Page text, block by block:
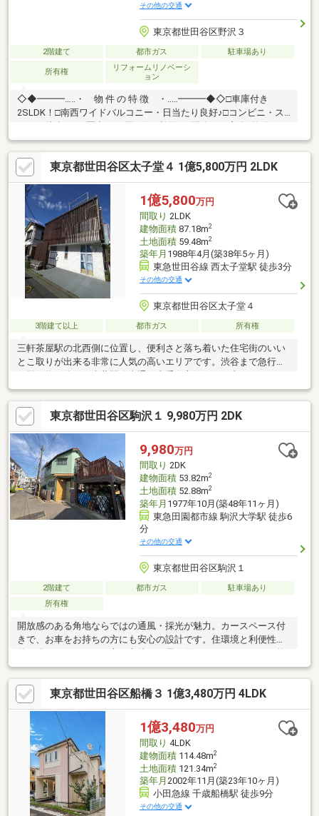
その他の交通
東京都世田谷区野沢３
2階建て 都市ガス 駐車場あり
所有権
リフォームリノベーシ
ョン
◇◆━━━…‥・ 物 件 の 特 徴 ・‥…━━━◆◇□車庫付き
2SLDK！□南西ワイドバルコニー・日当たり良好♪□コンビニ・ス
ーパー徒歩500m圏内！□2駅2路線利用可□閑静な住宅街♪物件のお
問合せはアドキャスト三軒茶屋支店まで【0120-974-313】♪♪
東京都世田谷区太子堂４ 1億5,800万円 2LDK
1億5,800万円
間取り 2LDK
建物面積87.18m2
土地面積59.48m2
築年月 1988年4月(築38年5ヶ月)
東急世田谷線 西太子堂駅 徒歩3分
その他の交通
東京都世田谷区太子堂４
3階建て以上 都市ガス 所有権
三軒茶屋駅の北西側に位置し、便利さと落ち着いた住宅街のいい
とこ取りが出来る非常に人気の高いエリアです。渋谷まで急行で
東京都世田谷区駒沢１ 9,980万円 2DK
9,980万円
間取り 2DK
建物面積53.82m2
土地面積52.88m2
築年月 1977年10月(築48年11ヶ月)
東急田園都市線 駒沢大学駅 徒歩6
分
その他の交通
東京都世田谷区駒沢１
2階建て 都市ガス
駐車場あり
所有権
開放感のある角地ならではの通風・採光が魅力。カースペース付
きで、お車をお持ちの方にも安心の設計です。住環境と利便性を
兼ね備えたバランスの良い立地で、居住用としてはもちろん、将
来性も期待できる一邸です。
東京都世田谷区船橋３ 1億3,480万円 4LDK
1億3,480万円
間取り 4LDK
建物面積114.48m2
土地面積121.34m2
築年月 2002年11月(築23年10ヶ月)
小田急線 千歳船橋駅 徒歩9分
その他の交通